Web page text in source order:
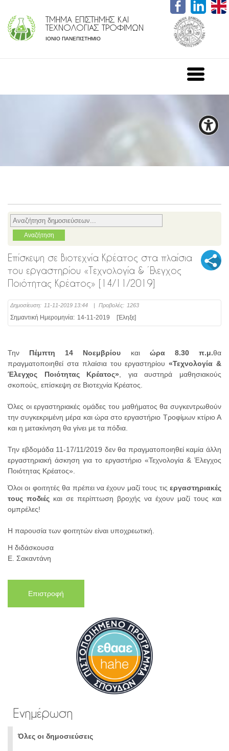
ΤΜΗΜΑ ΕΠΙΣΤΗΜΗΣ ΚΑΙ
ΤΕΧΝΟΛΟΓΙΑΣ ΤΡΟΦΙΜΩΝ
ΙΟΝΙΟ ΠΑΝΕΠΙΣΤΗΜΙΟ
Επίσκεψη σε Βιοτεχνία Κρέατος στα πλαίσια
του εργαστηρίου «Τεχνολογία & Έλεγχος
Ποιότητας Κρέατος» [14/11/2019]
Δημοσίευση: 11-11-2019 13:44 | Προβολές: 1263
Σημαντική Ημερομηνία: 14-11-2019 [Έληξε]
Την Πέμπτη 14 Νοεμβρίου και ώρα 8.30 π.μ.θα
πραγματοποιηθεί στα πλαίσια του εργαστηρίου«Τεχνολογία &
Έλεγχος Ποιότητας Κρέατος» , για αυστηρά μαθησιακούς
σκοπούς, επίσκεψη σε Βιοτεχνία Κρέατος.
Όλες οι εργαστηριακές ομάδες του μαθήματος θα συγκεντρωθούν
την συγκεκριμένη μέρα και ώρα στο εργαστήριο Τροφίμων κτίριο Α
και η μετακίνηση θα γίνει με τα πόδια.
Την εβδομάδα 11-17/11/2019 δεν θα πραγματοποιηθεί καμία άλλη
εργαστηριακή άσκηση για το εργαστήριο «Τεχνολογία & Έλεγχος
Ποιότητας Κρέατος».
Όλοι οι φοιτητές θα πρέπει να έχουν μαζί τους τις εργαστηριακές
τους ποδιές και σε περίπτωση βροχής να έχουν μαζί τους και
ομπρέλες!
Η παρουσία των φοιτητών είναι υποχρεωτική.
Η διδάσκουσα
Ε. Σακαντάνη
Επιστροφή
Ενημέρωση
Όλες οι δημοσιεύσεις